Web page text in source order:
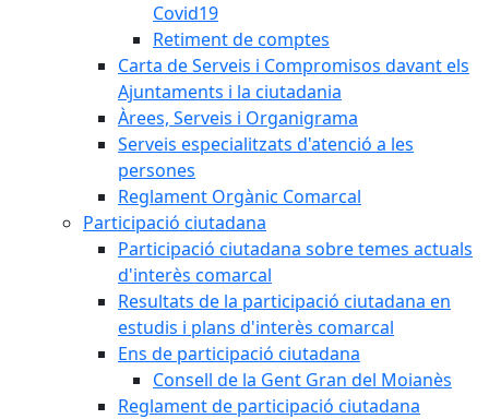
Covid19
Retiment de comptes
Carta de Serveis i Compromisos davant els
Ajuntaments i la ciutadania
Àrees, Serveis i Organigrama
Serveis especialitzats d'atenció a les
persones
Reglament Orgànic Comarcal
Participació ciutadana
Participació ciutadana sobre temes actuals
d'interès comarcal
Resultats de la participació ciutadana en
estudis i plans d'interès comarcal
Ens de participació ciutadana
Consell de la Gent Gran del Moianès
Reglament de participació ciutadana